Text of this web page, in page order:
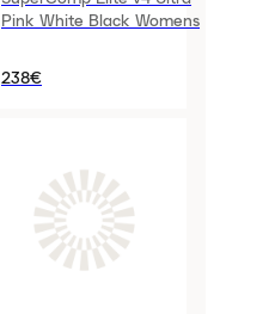
Pink White Black Womens
238€